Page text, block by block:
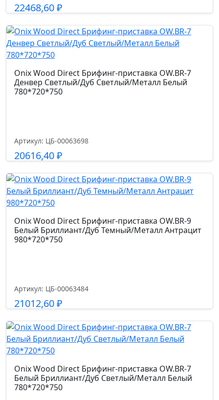
22468,60₽
Подробнее
Onix Wood Direct Брифинг-приставка OW.BR-7
Денвер Светлый/Дуб Светлый/Металл Белый
780*720*750
Артикул: ЦБ-00063698
20616,40₽
Подробнее
Onix Wood Direct Брифинг-приставка OW.BR-9
Белый Бриллиант/Дуб Темный/Металл Антрацит
980*720*750
Артикул: ЦБ-00063484
21012,60₽
Подробнее
Onix Wood Direct Брифинг-приставка OW.BR-7
Белый Бриллиант/Дуб Светлый/Металл Белый
780*720*750